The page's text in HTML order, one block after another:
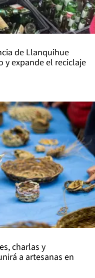
de Llanquihue
y expande el reciclaje
charlas y
a artesanas en